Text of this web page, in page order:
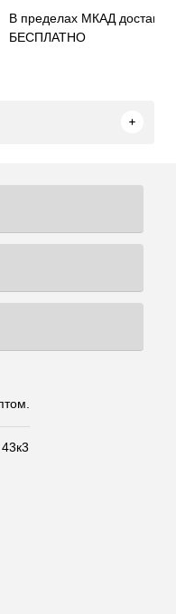
В пределах МКАД доставка
БЕСПЛАТНО